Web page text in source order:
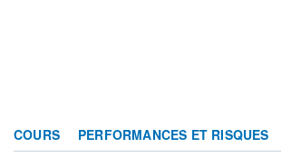
COURS PERFORMANCES ET RISQUES